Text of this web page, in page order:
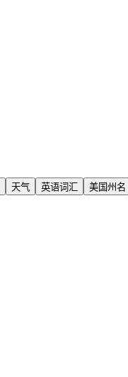
天气 英语词汇 美国州名